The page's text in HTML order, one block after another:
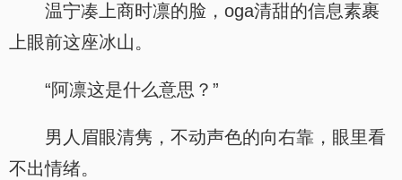
温宁凑上商时凛的脸，oga清甜的信息素裹
上眼前这座冰山。
“阿凛这是什么意思？”
男人眉眼清隽，不动声色的向右靠，眼里看
不出情绪。